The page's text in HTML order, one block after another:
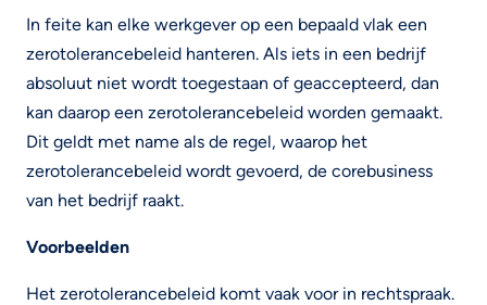
In feite kan elke werkgever op een bepaald vlak een
zerotolerancebeleid hanteren. Als iets in een bedrijf
absoluut niet wordt toegestaan of geaccepteerd, dan
kan daarop een zerotolerancebeleid worden gemaakt.
Dit geldt met name als de regel, waarop het
zerotolerancebeleid wordt gevoerd, de corebusiness
van het bedrijf raakt.
Voorbeelden
Het zerotolerancebeleid komt vaak voor in rechtspraak.